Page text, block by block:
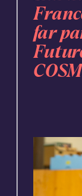
far